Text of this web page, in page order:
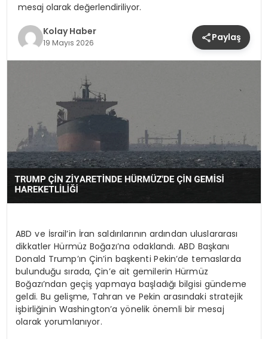
mesaj olarak değerlendiriliyor.
Kolay Haber
19 Mayıs 2026 Paylaş
ABD ve İsrail’in İran saldırılarının ardından uluslararası
dikkatler Hürmüz Boğazı’na odaklandı. ABD Başkanı
Donald Trump’ın Çin’in başkenti Pekin’de temaslarda
bulunduğu sırada, Çin’e ait gemilerin Hürmüz
Boğazı’ndan geçiş yapmaya başladığı bilgisi gündeme
geldi. Bu gelişme, Tahran ve Pekin arasındaki stratejik
işbirliğinin Washington’a yönelik önemli bir mesaj
olarak yorumlanıyor.